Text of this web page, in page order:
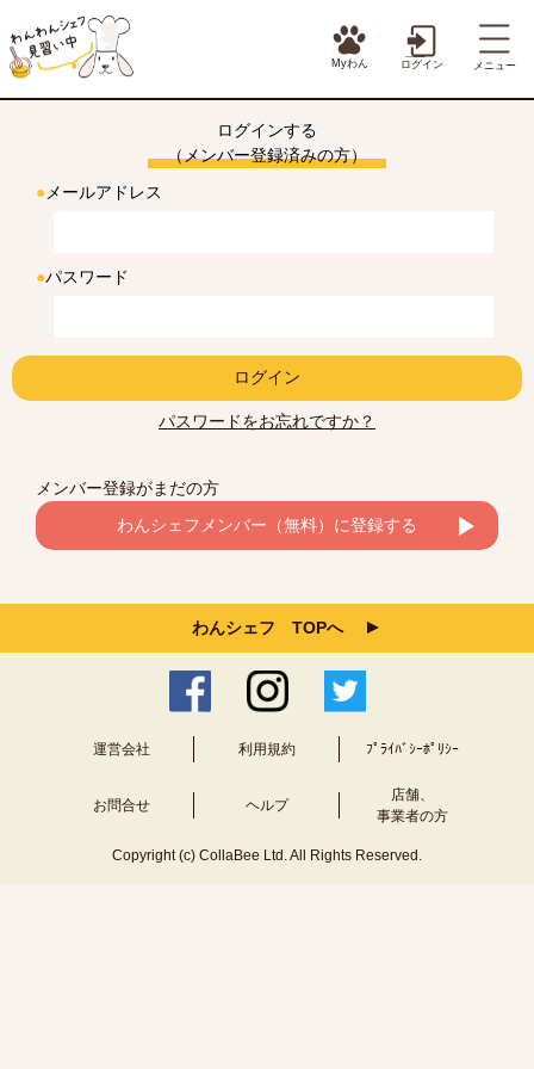
Myわん ログイン メニュー
ログインする
（メンバー登録済みの方）
● メールアドレス
●パスワード
ログイン
パスワードをお忘れですか？
メンバー登録がまだの方
わんシェフメンバー（無料）に登録する
わんシェフ TOPへ
運営会社 利用規約 ﾌﾟﾗｲﾊﾞｼｰﾎﾟﾘｼｰ
お問合せ ヘルプ
店舗、
事業者の方
Copyright (c) CollaBee Ltd. All Rights Reserved.